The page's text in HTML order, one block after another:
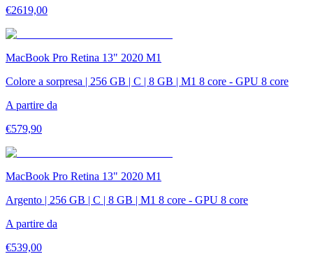
€2619,00
MacBook Pro Retina 13" 2020 M1
Colore a sorpresa | 256 GB | C | 8 GB | M1 8 core - GPU 8 core
A partire da
€579,90
MacBook Pro Retina 13" 2020 M1
Argento | 256 GB | C | 8 GB | M1 8 core - GPU 8 core
A partire da
€539,00